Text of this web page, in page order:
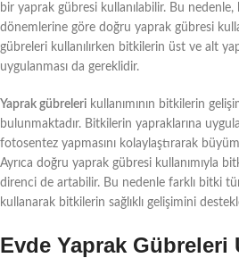
bir yaprak gübresi kullanılabilir. Bu
dönemlerine göre doğru yaprak gübresi
gübreleri kullanılırken bitkilerin üst ve alt
uygulanması da gereklidir.
Yaprak gübreleri kullanımının bitkilerin
bulunmaktadır. Bitkilerin yapraklarına
fotosentez yapmasını kolaylaştırarak
Ayrıca doğru yaprak gübresi kullanımıyla
direnci de artabilir. Bu nedenle farklı bitki
kullanarak bitkilerin sağlıklı gelişimini
Evde Yaprak Gübreleri